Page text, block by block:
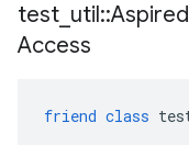
test util::Aspired
Access
friend class